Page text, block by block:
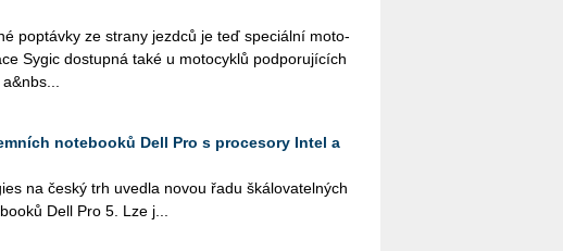
po­ptáv­ky ze stra­ny jezd­ců je teď spe­ci­ál­ní mo­to­
Sygic do­stup­ná také u mo­to­cy­klů pod­po­ru­jí­cích
notebooků Dell Pro s procesory Intel a
na český trh uved­la novou řadu šká­lo­va­tel­ných
Dell Pro 5. Lze j...